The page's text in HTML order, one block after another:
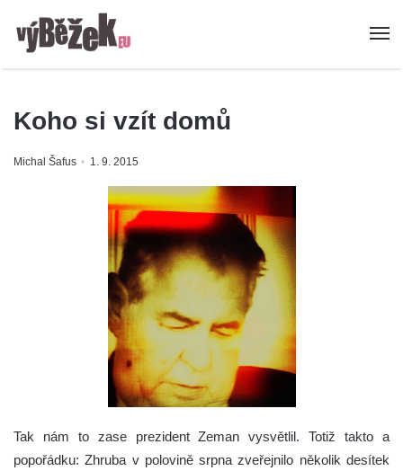
Koho si vzít domů
Michal Šafus 1. 9. 2015
Tak nám to zase prezident Zeman vysvětlil. Totiž takto a
popořádku: Zhruba v polovině srpna zveřejnilo několik desítek